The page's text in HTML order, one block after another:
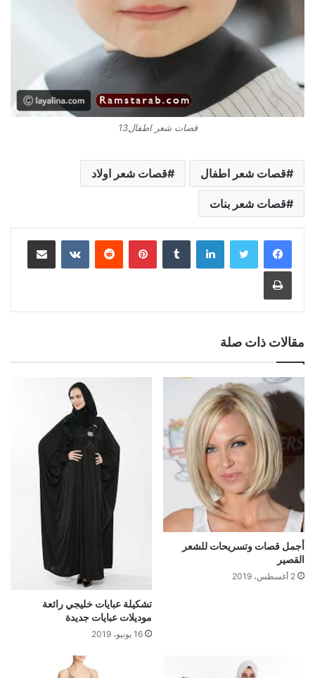
قصات شعر اطفال13
قصات شعر اطفال قصات شعر اولاد
قصات شعر بنات
لينكدإن بينتيريست مشاركة عبر البريد
طباعة
مقالات ذات صلة
أجمل قصات وتسريحات للشعر
القصير
2 أغسطس، 2019
تشكيلة عبايات خليجي رائعة
موديلات عبايات جديدة
16 يونيو، 2019